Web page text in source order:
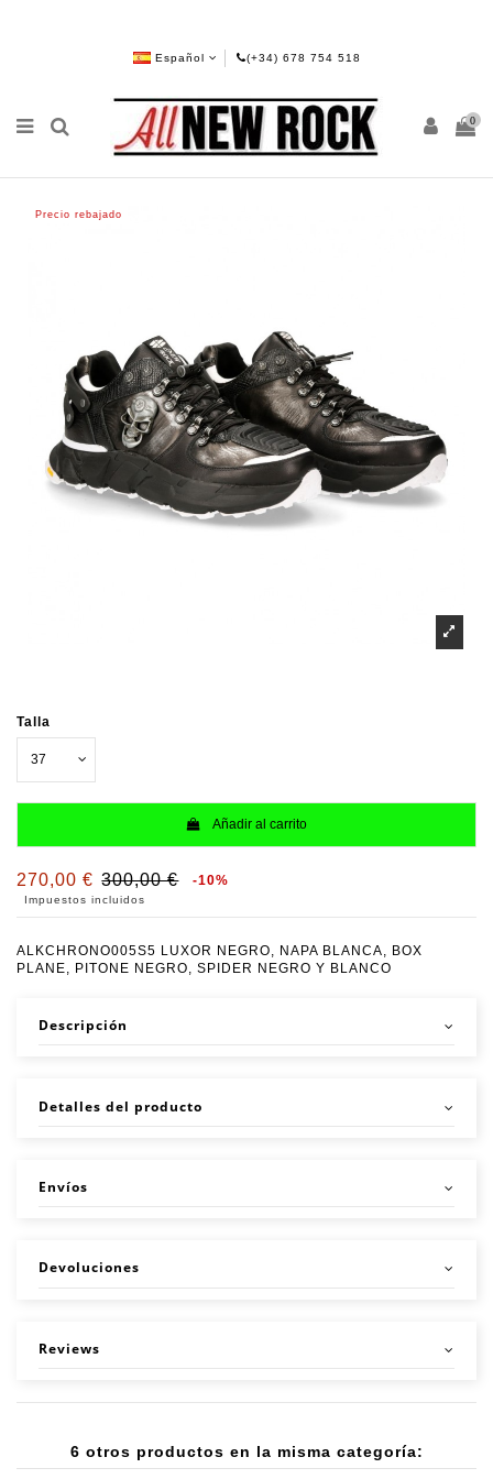
Español (+34) 678 754 518
0
Precio rebajado
Talla
Añadir al carrito
270,00 € 300,00 € -10%
Impuestos incluidos
ALKCHRONO005S5 LUXOR NEGRO, NAPA BLANCA, BOX
PLANE, PITONE NEGRO, SPIDER NEGRO Y BLANCO
Descripción
Detalles del producto
Envíos
Devoluciones
Reviews
6 otros productos en la misma categoría: